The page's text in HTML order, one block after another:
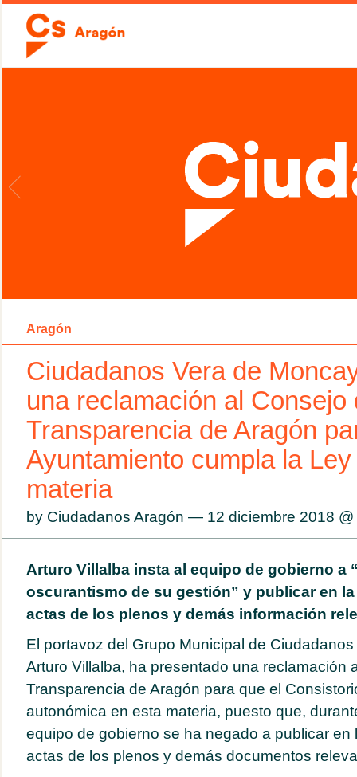
Aragón
Ciudadanos Vera de
una reclamación al Consejo
Transparencia de Aragón
Ayuntamiento cumpla la
materia
by Ciudadanos Aragón — 12 diciembre 2018 @
Arturo Villalba insta al equipo de gobierno a
oscurantismo de su gestión” y publicar en
actas de los plenos y demás información
El portavoz del Grupo Municipal de
Arturo Villalba, ha presentado una reclamación
Transparencia de Aragón para que el
autonómica en esta materia, puesto que,
equipo de gobierno se ha negado a publicar en
actas de los plenos y demás documentos